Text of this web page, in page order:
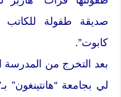
صديقة طفولة للكاتب
كابوت”.
لي بجامعة